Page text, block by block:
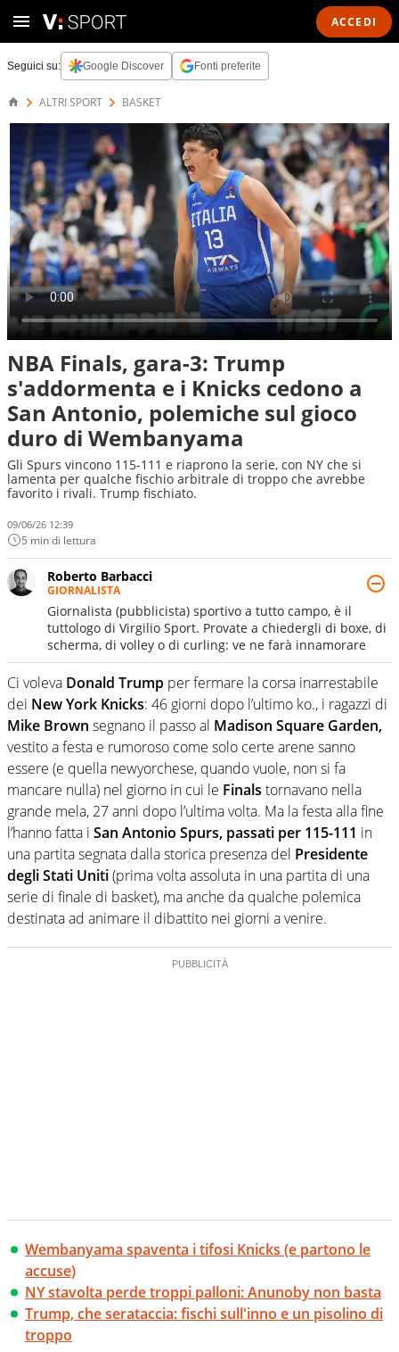
ACCEDI
Seguici su: Google Discover Fonti preferite
ALTRI SPORT BASKET
NBA Finals, gara-3: Trump
s'addormenta e i Knicks cedono a
San Antonio, polemiche sul gioco
duro di Wembanyama
Gli Spurs vincono 115-111 e riaprono la serie, con NY che si
lamenta per qualche fischio arbitrale di troppo che avrebbe
favorito i rivali. Trump fischiato.
09/06/26 12:39
5 min di lettura
Roberto Barbacci
GIORNALISTA
Giornalista (pubblicista) sportivo a tutto campo, è il
tuttologo di Virgilio Sport. Provate a chiedergli di boxe, di
scherma, di volley o di curling: ve ne farà innamorare
Ci voleva Donald Trump per fermare la corsa inarrestabile
dei New York Knicks: 46 giorni dopo l’ultimo ko., i ragazzi di
Mike Brown segnano il passo al Madison Square Garden,
vestito a festa e rumoroso come solo certe arene sanno
essere (e quella newyorchese, quando vuole, non si fa
mancare nulla) nel giorno in cui le Finals tornavano nella
grande mela, 27 anni dopo l’ultima volta. Ma la festa alla fine
l’hanno fatta i San Antonio Spurs, passati per 115-111 in
una partita segnata dalla storica presenza del Presidente
degli Stati Uniti(prima volta assoluta in una partita di una
serie di finale di basket), ma anche da qualche polemica
destinata ad animare il dibattito nei giorni a venire.
Wembanyama spaventa i tifosi Knicks (e partono le
accuse)
NY stavolta perde troppi palloni: Anunoby non basta
Trump, che serataccia: fischi sull'inno e un pisolino di
troppo